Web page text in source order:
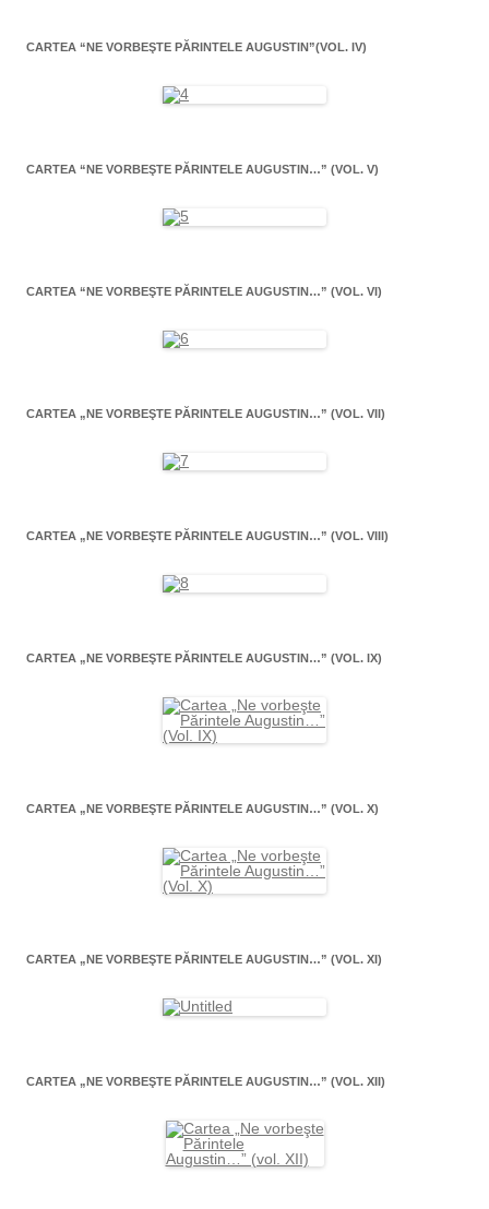
CARTEA “NE VORBEŞTE PĂRINTELE AUGUSTIN”(VOL. IV)
CARTEA “NE VORBEŞTE PĂRINTELE AUGUSTIN…” (VOL. V)
CARTEA “NE VORBEŞTE PĂRINTELE AUGUSTIN…” (VOL. VI)
CARTEA „NE VORBEŞTE PĂRINTELE AUGUSTIN…” (VOL. VII)
CARTEA „NE VORBEŞTE PĂRINTELE AUGUSTIN…” (VOL. VIII)
CARTEA „NE VORBEŞTE PĂRINTELE AUGUSTIN…” (VOL. IX)
CARTEA „NE VORBEŞTE PĂRINTELE AUGUSTIN…” (VOL. X)
CARTEA „NE VORBEŞTE PĂRINTELE AUGUSTIN…” (VOL. XI)
CARTEA „NE VORBEŞTE PĂRINTELE AUGUSTIN…” (VOL. XII)